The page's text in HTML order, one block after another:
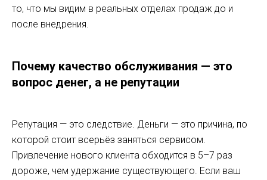
то, что мы видим в реальных отделах продаж до и
после внедрения.
Почему качество обслуживания — это
вопрос денег, а не репутации
Репутация — это следствие. Деньги — это причина, по
которой стоит всерьёз заняться сервисом.
Привлечение нового клиента обходится в 5–7 раз
дороже, чем удержание существующего. Если ваш